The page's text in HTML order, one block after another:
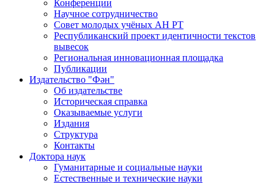
Конференции
Научное сотрудничество
Совет молодых учёных АН РТ
Республиканский проект идентичности текстов
вывесок
Региональная инновационная площадка
Публикации
Издательство "Фән"
Об издательстве
Историческая справка
Оказываемые услуги
Издания
Структура
Контакты
Доктора наук
Гуманитарные и социальные науки
Естественные и технические науки